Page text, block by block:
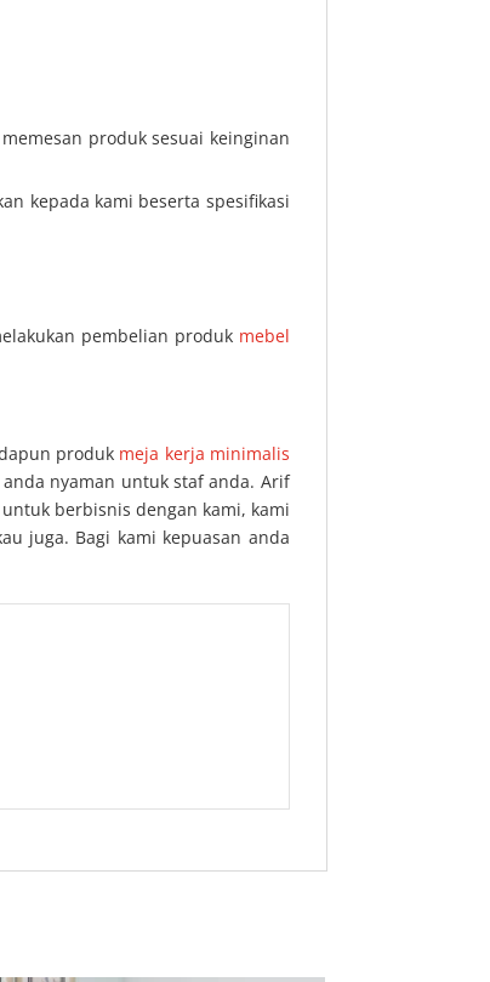
produk sesuai keinginan
kepada kami beserta spesifikasi
pembelian produk mebel
produk meja kerja minimalis
nyaman untuk staf anda. Arif
berbisnis dengan kami, kami
juga. Bagi kami kepuasan anda